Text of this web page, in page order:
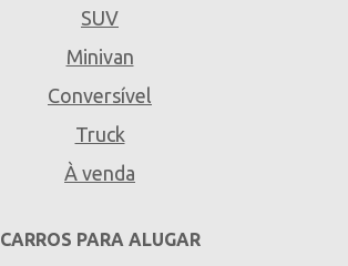
SUV
Minivan
Conversível
Truck
À venda
CARROS PARA ALUGAR